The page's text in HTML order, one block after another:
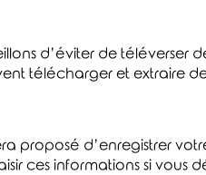
d’éviter de téléverser
télécharger et extraire
proposé d’enregistrer
ces informations si vous